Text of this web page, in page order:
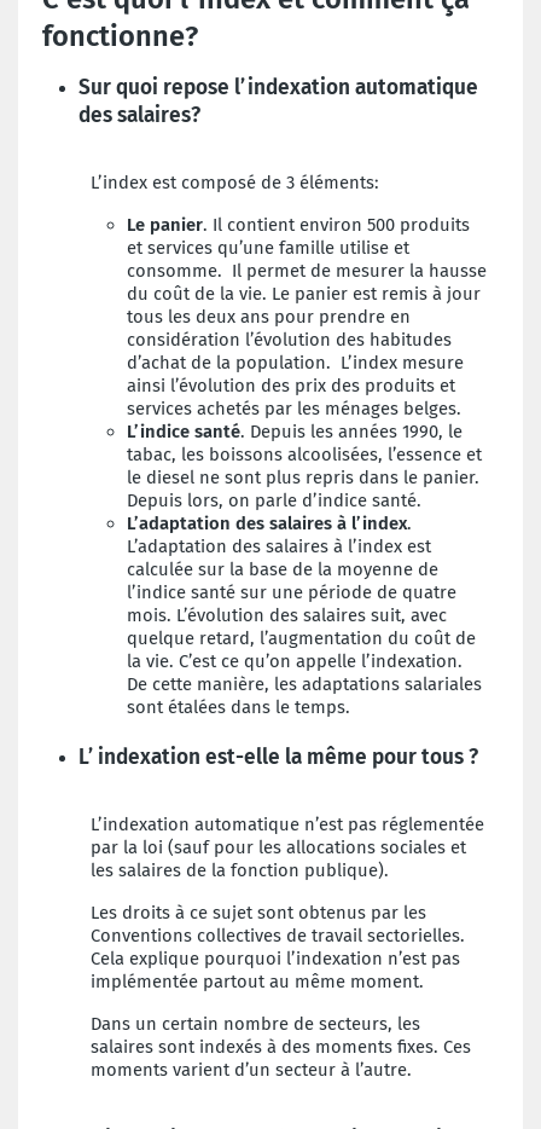
fonctionne?
Sur quoi repose l’indexation automatique
des salaires?
L’index est composé de 3 éléments:
Le panier. Il contient environ 500 produits
et services qu’une famille utilise et
consomme. Il permet de mesurer la hausse
du coût de la vie. Le panier est remis à jour
tous les deux ans pour prendre en
considération l’évolution des habitudes
d’achat de la population. L’index mesure
ainsi l’évolution des prix des produits et
services achetés par les ménages belges.
L’indice santé. Depuis les années 1990, le
tabac, les boissons alcoolisées, l’essence et
le diesel ne sont plus repris dans le panier.
Depuis lors, on parle d’indice santé.
L’adaptation des salaires à l’index.
L’adaptation des salaires à l’index est
calculée sur la base de la moyenne de
l’indice santé sur une période de quatre
mois. L’évolution des salaires suit, avec
quelque retard, l’augmentation du coût de
la vie. C’est ce qu’on appelle l’indexation.
De cette manière, les adaptations salariales
sont étalées dans le temps.
L’ indexation est-elle la même pour tous ?
L’indexation automatique n’est pas réglementée
par la loi (sauf pour les allocations sociales et
les salaires de la fonction publique).
Les droits à ce sujet sont obtenus par les
Conventions collectives de travail sectorielles.
Cela explique pourquoi l’indexation n’est pas
implémentée partout au même moment.
Dans un certain nombre de secteurs, les
salaires sont indexés à des moments fixes. Ces
moments varient d’un secteur à l’autre.